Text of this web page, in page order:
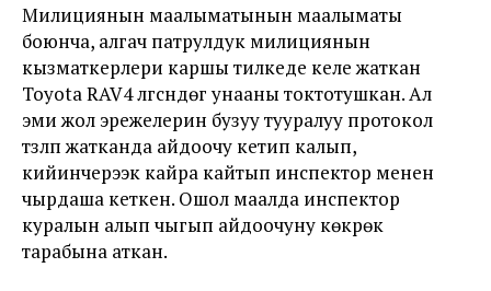
Милициянын маалыматынын маалыматы
боюнча, алгач патрулдук милициянын
кызматкерлери каршы тилкеде келе жаткан
Toyota RAV4 үлгүсүндөгү унааны токтотушкан. Ал
эми жол эрежелерин бузуу тууралуу протокол
түзүлүп жатканда айдоочу кетип калып,
кийинчерээк кайра кайтып инспектор менен
чырдаша кеткен. Ошол маалда инспектор
куралын алып чыгып айдоочуну көкүрөк
тарабына аткан.